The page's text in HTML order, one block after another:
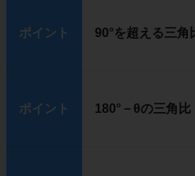
ポイント 90°を超える三角
ポイント 180°－θの三角比